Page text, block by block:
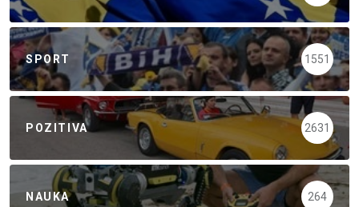
SPORT 1551
POZITIVA 2631
NAUKA 264